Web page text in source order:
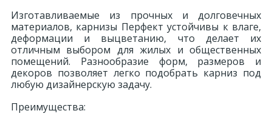
Изготавливаемые из прочных и долговечных
материалов, карнизы Перфект устойчивы к влаге,
деформации и выцветанию, что делает их
отличным выбором для жилых и общественных
помещений. Разнообразие форм, размеров и
декоров позволяет легко подобрать карниз под
любую дизайнерскую задачу.
Преимущества: